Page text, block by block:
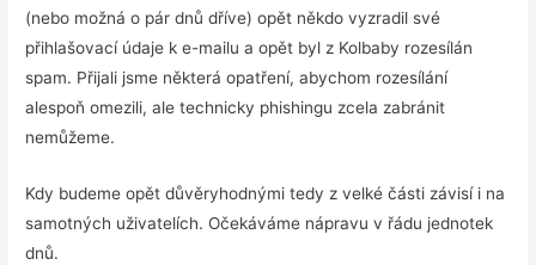
(nebo možná o pár dnů dříve) opět někdo vyzradil své
přihlašovací údaje k e-mailu a opět byl z Kolbaby rozesílán
spam. Přijali jsme některá opatření, abychom rozesílání
alespoň omezili, ale technicky phishingu zcela zabránit
nemůžeme.
Kdy budeme opět důvěryhodnými tedy z velké části závisí i na
samotných uživatelích. Očekáváme nápravu v řádu jednotek
dnů.